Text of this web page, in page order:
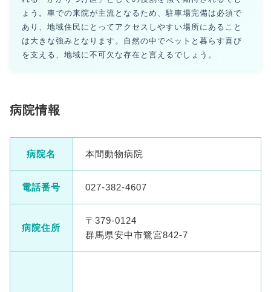
ょう。車での来院が主流となるため、駐車場完備は必須で
あり、地域住民にとってアクセスしやすい場所にあること
は大きな強みとなります。自然の中でペットと暮らす喜び
を支える、地域に不可欠な存在と言えるでしょう。
病院情報
病院名 本間動物病院
電話番号 027-382-4607
病院住所
〒379-0124
群馬県安中市鷺宮842-7